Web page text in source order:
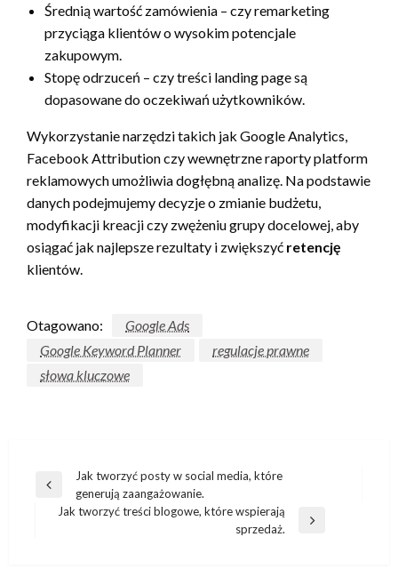
Średnią wartość zamówienia – czy remarketing
przyciąga klientów o wysokim potencjale
zakupowym.
Stopę odrzuceń – czy treści landing page są
dopasowane do oczekiwań użytkowników.
Wykorzystanie narzędzi takich jak Google Analytics,
Facebook Attribution czy wewnętrzne raporty platform
reklamowych umożliwia dogłębną analizę. Na podstawie
danych podejmujemy decyzje o zmianie budżetu,
modyfikacji kreacji czy zwężeniu grupy docelowej, aby
osiągać jak najlepsze rezultaty i zwiększyć retencję
klientów.
Otagowano:
Google Ads
Google Keyword Planner
regulacje prawne
słowa kluczowe
Nawigacja
wpisu
Poprzedni
Jak tworzyć posty w social media, które
generują zaangażowanie.
Jak tworzyć treści blogowe, które wspierają
sprzedaż.